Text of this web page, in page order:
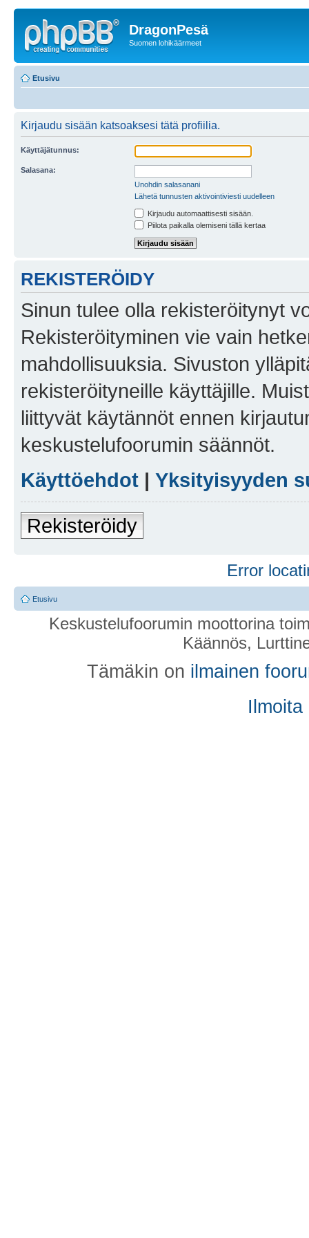
DragonPesä
Suomen lohikäärmeet
Etusivu
Kirjaudu sisään katsoaksesi tätä profiilia.
Käyttäjätunnus:
Salasana:
Unohdin salasanani
Lähetä tunnusten aktivointiviesti uudelleen
Kirjaudu automaattisesti sisään.
Piilota paikalla olemiseni tällä kertaa
REKISTERÖIDY
Sinun tulee olla rekisteröitynyt
Rekisteröityminen vie vain
mahdollisuuksia. Sivuston
rekisteröityneille käyttäjille.
liittyvät käytännöt ennen
keskustelufoorumin säännöt.
Käyttöehdot | Yksityisyyden
Rekisteröidy
Error
Etusivu
Keskustelufoorumin moottorina
Käännös,
Tämäkin on ilmainen